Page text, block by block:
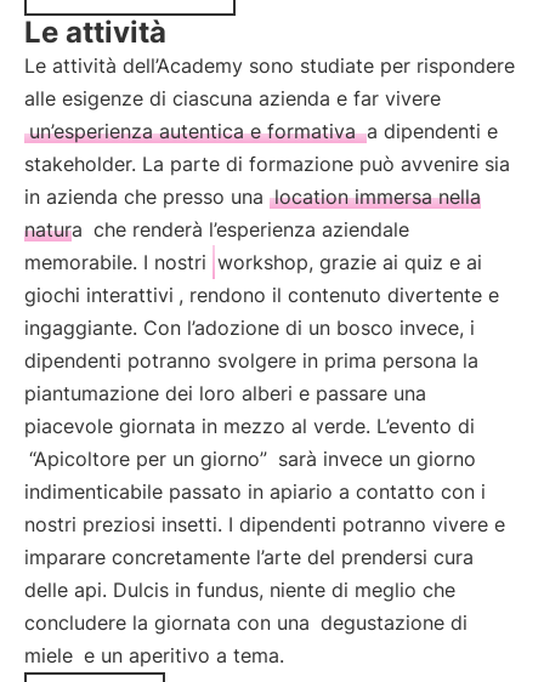
Le attività
Le attività dell’Academy sono studiate per rispondere
alle esigenze di ciascuna azienda e far vivere
un’esperienza autentica e formativa a dipendenti e
stakeholder. La parte di formazione può avvenire sia
in azienda che presso una location immersa nella
natura che renderà l’esperienza aziendale
memorabile. I nostri workshop, grazie ai quiz e ai
giochi interattivi , rendono il contenuto divertente e
ingaggiante. Con l’adozione di un bosco invece, i
dipendenti potranno svolgere in prima persona la
piantumazione dei loro alberi e passare una
piacevole giornata in mezzo al verde. L’evento di
“Apicoltore per un giorno” sarà invece un giorno
indimenticabile passato in apiario a contatto con i
nostri preziosi insetti. I dipendenti potranno vivere e
imparare concretamente l’arte del prendersi cura
delle api. Dulcis in fundus, niente di meglio che
concludere la giornata con una degustazione di
miele e un aperitivo a tema.